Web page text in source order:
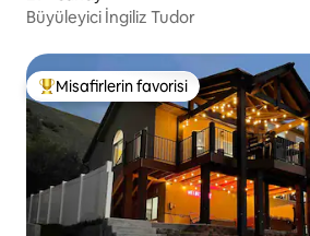
Büyüleyici İngiliz Tudor
Misafirlerin favorilerinden en
Misafirlerin favorisi